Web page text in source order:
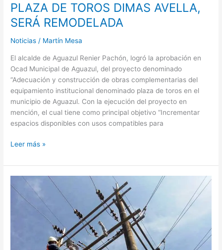
PLAZA DE TOROS DIMAS AVELLA,
SERÁ REMODELADA
Noticias / Martín Mesa
El alcalde de Aguazul Renier Pachón, logró la aprobación en
Ocad Municipal de Aguazul, del proyecto denominado
“Adecuación y construcción de obras complementarias del
equipamiento institucional denominado plaza de toros en el
municipio de Aguazul. Con la ejecución del proyecto en
mención, el cual tiene como principal objetivo “Incrementar
espacios disponibles con usos compatibles para
Leer más »
Varios
municipios